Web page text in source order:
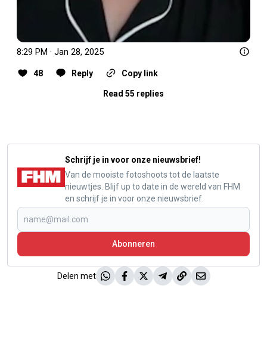
8:29 PM · Jan 28, 2025
48 Reply Copy link
Read 55 replies
Schrijf je in voor onze nieuwsbrief!
Van de mooiste fotoshoots tot de laatste
nieuwtjes. Blijf up to date in de wereld van FHM
en schrijf je in voor onze nieuwsbrief.
Abonneren
Delen met